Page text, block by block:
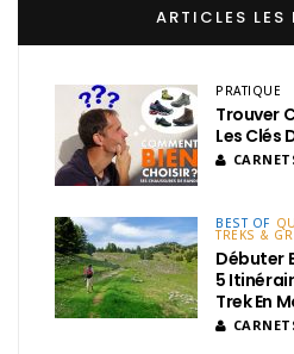
ARTICLES LES
PRATIQUE
Trouver
Les Clés
BEST OF
TREKS & GR
Débuter
5
Trek En